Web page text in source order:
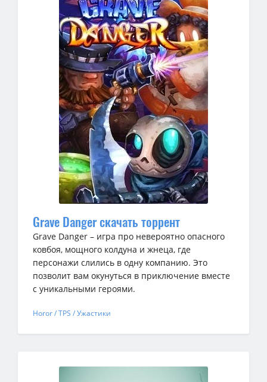
Grave Danger скачать торрент
Grave Danger – игра про невероятно опасного
ковбоя, мощного колдуна и жнеца, где
персонажи слились в одну компанию. Это
позволит вам окунуться в приключение вместе
с уникальными героями.
Horor / TPS / Ужастики